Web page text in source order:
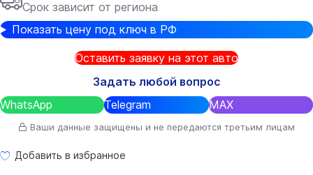
Срок зависит от региона
Показать цену под ключ в РФ
Оставить заявку на этот авто
Задать любой вопрос
WhatsApp
Telegram MAX
Ваши данные защищены и не передаются третьим лицам
Добавить в избранное